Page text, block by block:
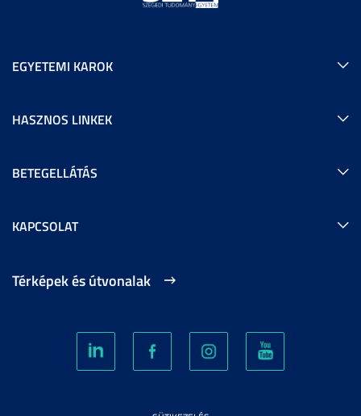
EGYETEMI KAROK
HASZNOS LINKEK
BETEGELLÁTÁS
KAPCSOLAT
Térképek és útvonalak